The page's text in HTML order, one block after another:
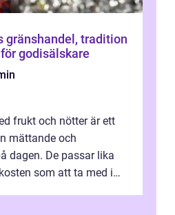
godisälskare
frukt och nötter är ett
mättande och
dagen. De passar lika
som att ta med i